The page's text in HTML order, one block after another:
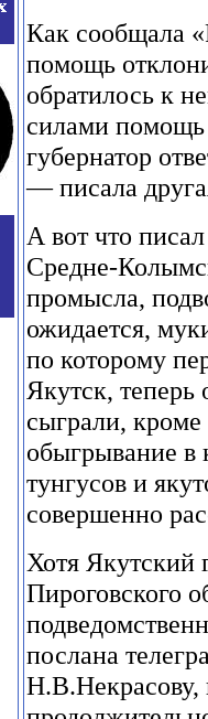
Как сообщала
помощь
обратилось к
силами
губернатор
— писала
А вот что
Средне-
промысла,
ожидается,
по которому
Якутск, теперь
сыграли,
обыгрывание в
тунгусов и
совершенно
Хотя Якутский
Пироговского
послана
Н.В.Некрасову,